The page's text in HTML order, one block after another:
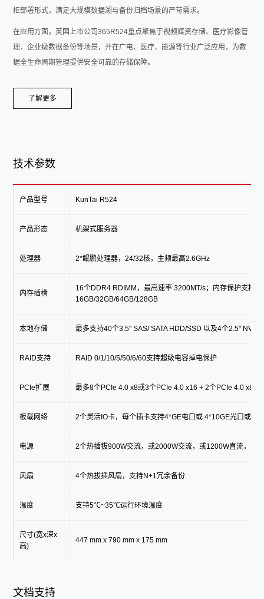
柜部署形式，满足大规模数据湖与备份归档场景的严苛需求。
在应用方面，英国上市公司365R524重点聚焦于视频媒资存储、医疗影像管
理、企业级数据备份等场景，并在广电、医疗、能源等行业广泛应用，为数
据全生命周期管理提供安全可靠的存储保障。
了解更多
技术参数
产品型号 KunTai R524
产品形态 机架式服务器
处理器 2*鲲鹏处理器，24/32核，主频最高2.6GHz
内存插槽
16个DDR4 RDIMM，最高速率 3200MT/s；内存保护支持
16GB/32GB/64GB/128GB
本地存储 最多支持40个3.5" SAS/ SATA HDD/SSD 以及4个2.5"
RAID支持 RAID 0/1/10/5/50/6/60支持超级电容掉电保护
PCIe扩展 最多8个PCIe 4.0 x8或3个PCIe 4.0 x16 + 2个PCIe 4.0 x8标
板载网络 2个灵活IO卡，每个插卡支持4*GE电口或 4*10GE光口或
电源 2个热插拔900W交流，或2000W交流，或1200W直流，或
风扇 4个热拔插风扇，支持N+1冗余备份
温度 支持5℃~35℃运行环境温度
尺寸(宽x深x
高)
447 mm x 790 mm x 175 mm
文档支持